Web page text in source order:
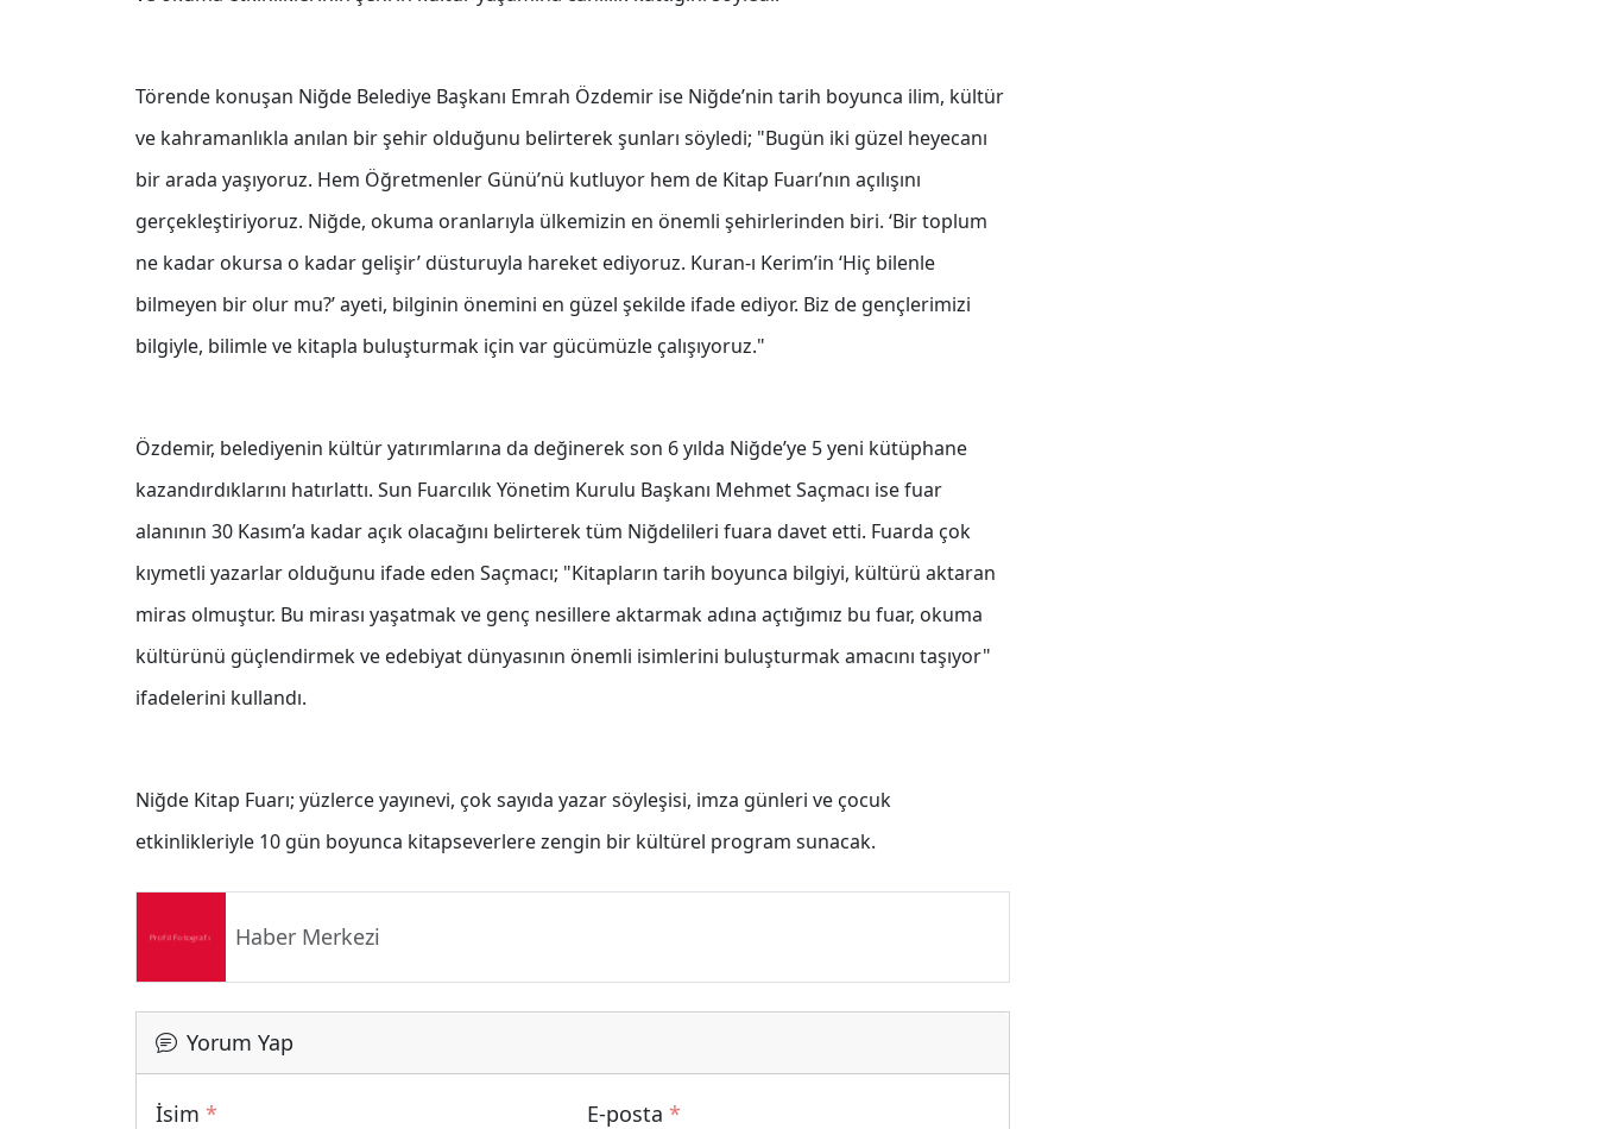
Törende konuşan Niğde Belediye Başkanı Emrah Özdemir ise Niğde’nin tarih boyunca ilim, kültür
ve kahramanlıkla anılan bir şehir olduğunu belirterek şunları söyledi; "Bugün iki güzel heyecanı
bir arada yaşıyoruz. Hem Öğretmenler Günü’nü kutluyor hem de Kitap Fuarı’nın açılışını
gerçekleştiriyoruz. Niğde, okuma oranlarıyla ülkemizin en önemli şehirlerinden biri. ‘Bir toplum
ne kadar okursa o kadar gelişir’ düsturuyla hareket ediyoruz. Kuran-ı Kerim’in ‘Hiç bilenle
bilmeyen bir olur mu?’ ayeti, bilginin önemini en güzel şekilde ifade ediyor. Biz de gençlerimizi
bilgiyle, bilimle ve kitapla buluşturmak için var gücümüzle çalışıyoruz."
Özdemir, belediyenin kültür yatırımlarına da değinerek son 6 yılda Niğde’ye 5 yeni kütüphane
kazandırdıklarını hatırlattı. Sun Fuarcılık Yönetim Kurulu Başkanı Mehmet Saçmacı ise fuar
alanının 30 Kasım’a kadar açık olacağını belirterek tüm Niğdelileri fuara davet etti. Fuarda çok
kıymetli yazarlar olduğunu ifade eden Saçmacı; "Kitapların tarih boyunca bilgiyi, kültürü aktaran
miras olmuştur. Bu mirası yaşatmak ve genç nesillere aktarmak adına açtığımız bu fuar, okuma
kültürünü güçlendirmek ve edebiyat dünyasının önemli isimlerini buluşturmak amacını taşıyor"
ifadelerini kullandı.
Niğde Kitap Fuarı; yüzlerce yayınevi, çok sayıda yazar söyleşisi, imza günleri ve çocuk
etkinlikleriyle 10 gün boyunca kitapseverlere zengin bir kültürel program sunacak.
Haber Merkezi
Yorum Yap
İsim * E-posta *